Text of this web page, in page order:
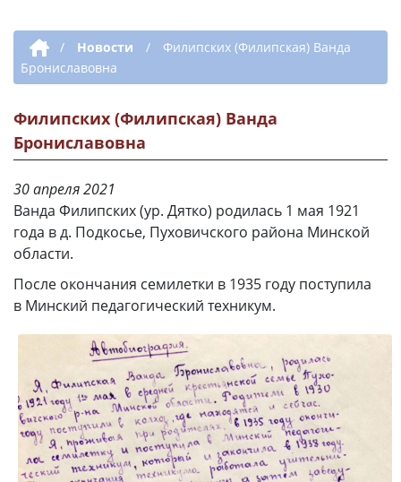
Дополнительная навигация
/ Новости /
Филипских (Филипская) Ванда
Брониславовна
Филипских (Филипская) Ванда
Брониславовна
30 апреля 2021
Ванда Филипских (ур. Дятко) родилась 1 мая 1921
года в д. Подкосье, Пуховичского района Минской
области.
После окончания семилетки в 1935 году поступила
в Минский педагогический техникум.